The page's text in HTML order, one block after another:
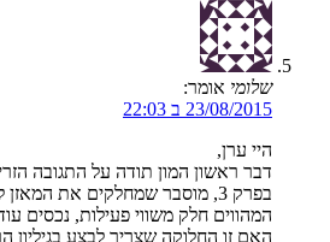
שלומי אומר:
23/08/2015 ב 22:03
היי ערן,
דבר ראשון המון תודה על התגובה
המהווים חלק משווי פעילות, נכסים